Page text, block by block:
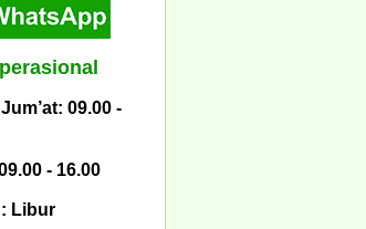
09.00 -
- 16.00
Libur